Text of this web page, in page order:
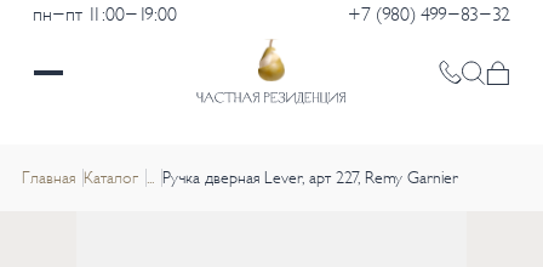
пн-пт 11:00-19:00 +7 (980) 499-83-32
Главная Каталог ... Ручка дверная Lever, арт 227, Remy Garnier